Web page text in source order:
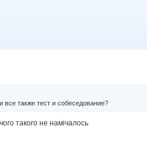
все также тест и собеседование?
такого не намічалось